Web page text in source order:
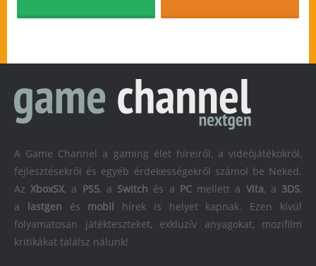
A Game Channel a gaming élet híreiről, a videójátékokról,
fejlesztésekről és egyéb érdekességekről számol be Neked.
AzXboxSX, a PS5, a Switch és a PCmellett a Vita, a 3DS,
a lastgen és mobil hírek is helyet kapnak. Ezen kívül
folyamatosan játékteszteket, exkluzív anyagokat, mozifilm
kritikákat találsz nálunk!